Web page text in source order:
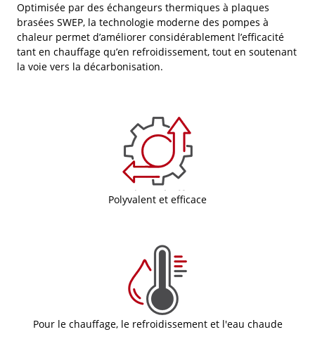
Optimisée par des échangeurs thermiques à plaques
brasées SWEP, la technologie moderne des pompes à
chaleur permet d’améliorer considérablement l’efficacité
tant en chauffage qu’en refroidissement, tout en soutenant
la voie vers la décarbonisation.
Polyvalent et efficace
Pour le chauffage, le refroidissement et l'eau chaude